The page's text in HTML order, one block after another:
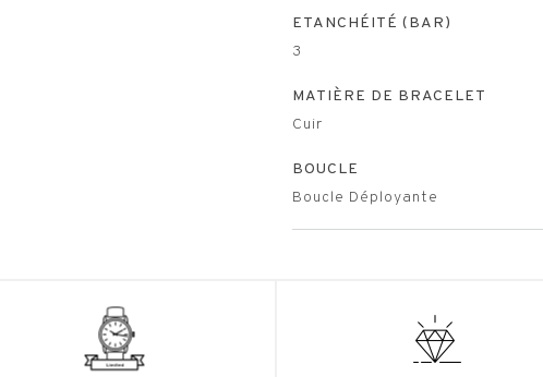
ETANCHÉITÉ (BAR)
3
MATIÈRE DE BRACELET
Cuir
BOUCLE
Boucle Déployante